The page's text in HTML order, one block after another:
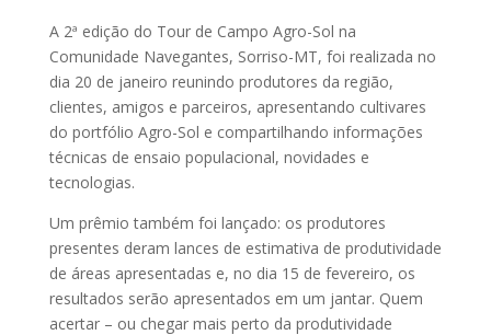
A 2ª edição do Tour de Campo Agro-Sol na
Comunidade Navegantes, Sorriso-MT, foi realizada no
dia 20 de janeiro reunindo produtores da região,
clientes, amigos e parceiros, apresentando cultivares
do portfólio Agro-Sol e compartilhando informações
técnicas de ensaio populacional, novidades e
tecnologias.
Um prêmio também foi lançado: os produtores
presentes deram lances de estimativa de produtividade
de áreas apresentadas e, no dia 15 de fevereiro, os
resultados serão apresentados em um jantar. Quem
acertar – ou chegar mais perto da produtividade